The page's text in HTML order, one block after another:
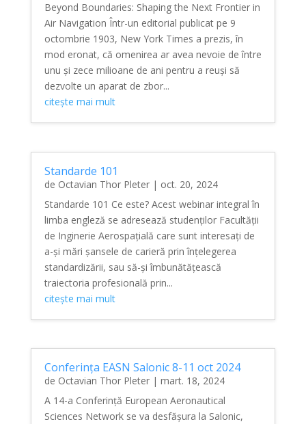
Beyond Boundaries: Shaping the Next Frontier in
Air Navigation Într-un editorial publicat pe 9
octombrie 1903, New York Times a prezis, în
mod eronat, că omenirea ar avea nevoie de între
unu și zece milioane de ani pentru a reuși să
dezvolte un aparat de zbor...
citește mai mult
Standarde 101
de Octavian Thor Pleter| oct. 20, 2024
Standarde 101 Ce este? Acest webinar integral în
limba engleză se adresează studenților Facultății
de Inginerie Aerospațială care sunt interesați de
a-și mări șansele de carieră prin înțelegerea
standardizării, sau să-și îmbunătățească
traiectoria profesională prin...
citește mai mult
Conferința EASN Salonic 8-11 oct 2024
de Octavian Thor Pleter| mart. 18, 2024
A 14-a Conferință European Aeronautical
Sciences Network se va desfășura la Salonic,